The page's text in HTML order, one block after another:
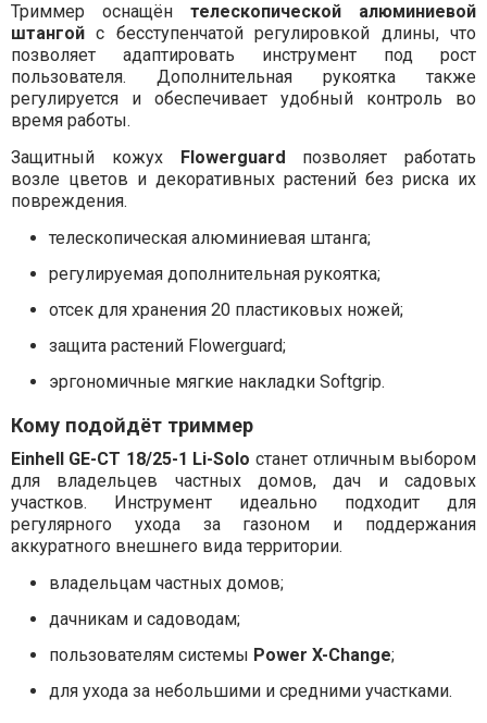
Триммер оснащёнтелескопической алюминиевой
штангойс бесступенчатой регулировкой длины, что
позволяет адаптировать инструмент под рост
пользователя. Дополнительная рукоятка также
регулируется и обеспечивает удобный контроль во
время работы.
Защитный кожух
Flowerguard
позволяет работать
возле цветов и декоративных растений без риска их
повреждения.
телескопическая алюминиевая штанга;
регулируемая дополнительная рукоятка;
отсек для хранения 20 пластиковых ножей;
защита растений Flowerguard;
эргономичные мягкие накладки Softgrip.
Кому подойдёт триммер
Einhell GE-CT 18/25-1 Li-Solo станет отличным выбором
для владельцев частных домов, дач и садовых
участков. Инструмент идеально подходит для
регулярного ухода за газоном и поддержания
аккуратного внешнего вида территории.
владельцам частных домов;
дачникам и садоводам;
пользователям системы Power X-Change;
для ухода за небольшими и средними участками.